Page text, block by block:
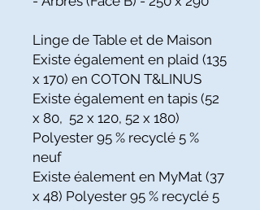
Linge de Table et de Maison
Existe également en plaid (135
x 170) en COTON T&LINUS
Existe également en tapis (52
x 80, 52 x 120, 52 x 180)
Polyester 95 % recyclé 5 %
neuf
Existe éalement en MyMat (37
x 48) Polyester 95 % recyclé 5